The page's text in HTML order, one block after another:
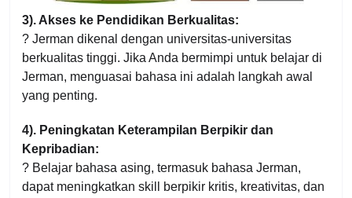
3). Akses ke Pendidikan Berkualitas:
? Jerman dikenal dengan universitas-universitas
berkualitas tinggi. Jika Anda bermimpi untuk belajar di
Jerman, menguasai bahasa ini adalah langkah awal
yang penting.
4). Peningkatan Keterampilan Berpikir dan
Kepribadian:
? Belajar bahasa asing, termasuk bahasa Jerman,
dapat meningkatkan skill berpikir kritis, kreativitas, dan